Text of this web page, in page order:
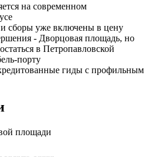
на современном
сборы уже включены в цену
- Дворцовая площадь, но
в Петропавловской
порту
гиды с профильным
площади